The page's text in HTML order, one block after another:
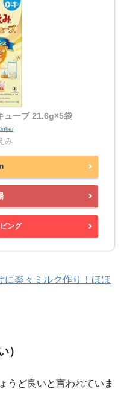
ューブ 21.6g×5袋
み
ング
に楽々ミルク作り！ほほ
）
うど良いと言われていま